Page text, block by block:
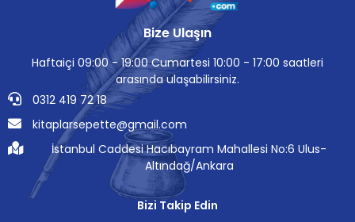
Bize Ulaşın
Haftaiçi 09:00 - 19:00 Cumartesi 10:00 - 17:00 saatleri
arasında ulaşabilirsiniz.
0312 419 72 18
kitaplarsepette@gmail.com
İstanbul Caddesi Hacıbayram Mahallesi No:6 Ulus-
Altındağ/Ankara
Bizi Takip Edin